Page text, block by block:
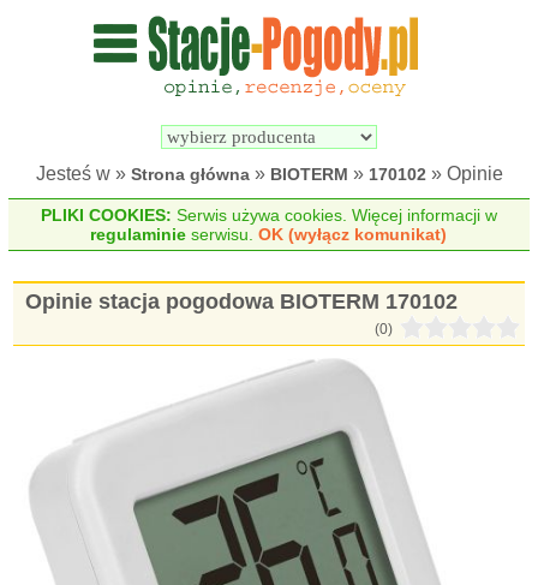
Wyszukiwarka
pogodowych
Jesteś w » Strona główna» BIOTERM » 170102 » Opinie
PLIKI COOKIES: Serwis używa cookies. Więcej informacji w
regulaminie serwisu.OK (wyłącz komunikat)
Opinie stacja pogodowa BIOTERM 170102
(0)